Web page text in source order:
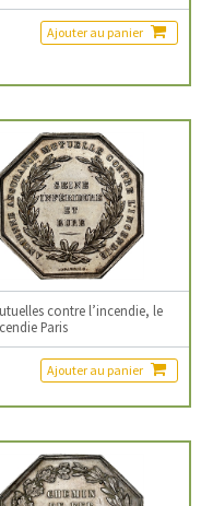
Ajouter au panier
contre l’incendie, le
Paris
Ajouter au panier